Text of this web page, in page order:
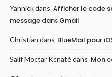
Yannickdans Afficher le code
message dans Gmail
Christian dans BlueMail pour
Salif Moctar Konatédans Mon